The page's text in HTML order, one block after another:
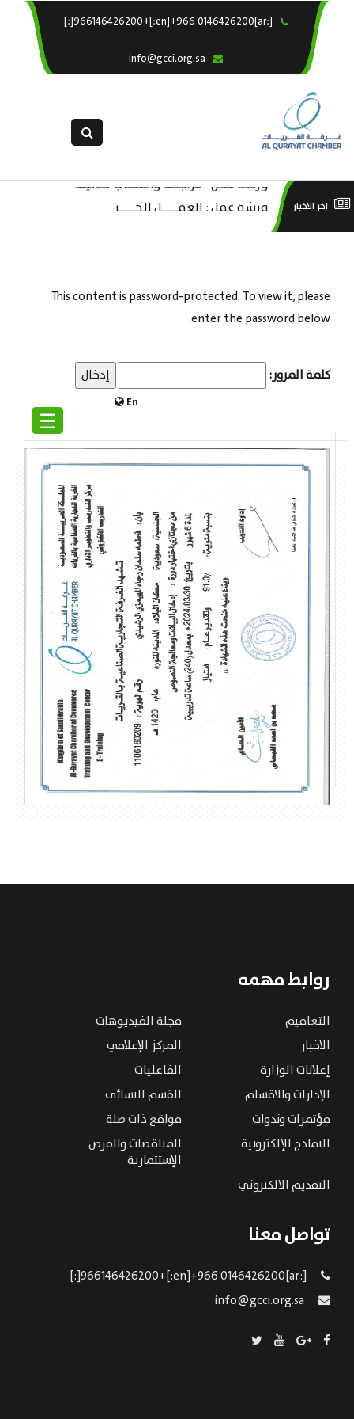
[:ar]966146426200+[:en]+966 0146426200[:]
En
☰
×
خدماتنا
التقديم الالكترونى
اخر الاخبار
ورشة عمل “مراجعة واحتساب تكاليف
بدء ومزاولة وإنهاء الأعمال الاقتصادية
ورشة عمل : العمـــــل الحـــــر
This content is password-protected. To view it, please
enter the password below.
كلمة المرور:
روابط مهمه
التعاميم
مجلة الفيديوهات
الاخبار
المركز الإعلامي
إعلانات الوزارة
الفاعليات
الإدارات والاقسام
القسم النسائى
مؤتمرات وندوات
مواقع ذات صلة
النماذج الإلكترونية
المناقصات والفرص
الإستثمارية
التقديم الالكتروني
تواصل معنا
[:ar]966146426200+[:en]+966 0146426200[:]